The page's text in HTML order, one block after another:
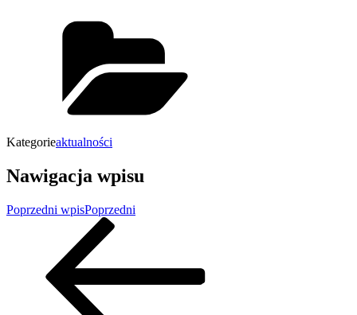
Kategorieaktualności
Nawigacja wpisu
Poprzedni wpisPoprzedni